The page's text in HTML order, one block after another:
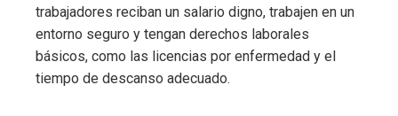
trabajadores reciban un salario digno, trabajen en un
entorno seguro y tengan derechos laborales
básicos, como las licencias por enfermedad y el
tiempo de descanso adecuado.